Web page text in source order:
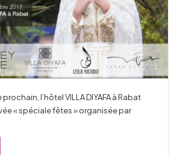
l’hôtel VILLA DIYAFA à Rabat
« spéciale fêtes » organisée par